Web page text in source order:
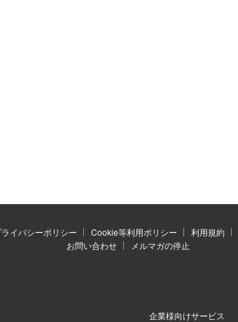
ライバシーポリシー Cookie等利用ポリシー 利用規約
お問い合わせ
メルマガの停止
企業様向けサービス